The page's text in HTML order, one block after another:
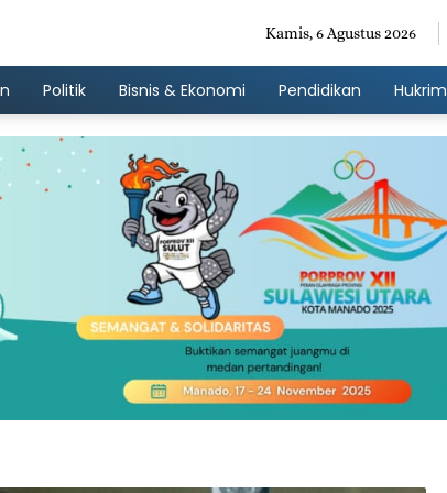
Kamis, 6 Agustus 2026
Politik Bisnis & Ekonomi Pendidikan Hukrim